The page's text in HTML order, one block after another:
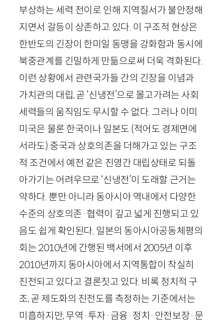
부상하는 세력 전이로 인해 지역질서가 불안정해
지면서 갈등이 상존하고 있다. 이 구조적 현상은
한반도의 긴장이 한미일 동맹을 강화함과 동시에
북중관계를 긴밀하게 만듦으로써 더욱 격화된다.
이런 상황에서 관련국가들 간의 긴장을 이념과
가치관의 대립, 곧 ‘신냉전’으로 몰고가려는 사회
세력들의 움직임도 무시할 수 없다. 그러나 이미
미국은 물론 한국이나 일본도 (적어도 경제면에
서라도) 중국과 상호의존을 더해가고 있는 구조
적 조건에서 예전 같은 진영간 대립상태로 되돌
아가기는 어려우므로 ‘신냉전’이 도래할 근거는
약하다. 뿐만 아니라 동아시아 역내에서 다양한
수준의 상호의존·협력이 깊고 넓게 진행되고 있
음도 쉽게 확인된다. 일본의 동아시아공동체평의
회는 2010년에 간행된 백서에서 2005년 이후
2010년까지 동아시아에서 지역통합이 착실히
진전되고 있다고 결론짓고 있다. 비록 정치적 구
조, 곧 제도화의 진전도를 측정하는 기준에서는
미흡하지만, 무역·투자·금융·정치·안전보장·문